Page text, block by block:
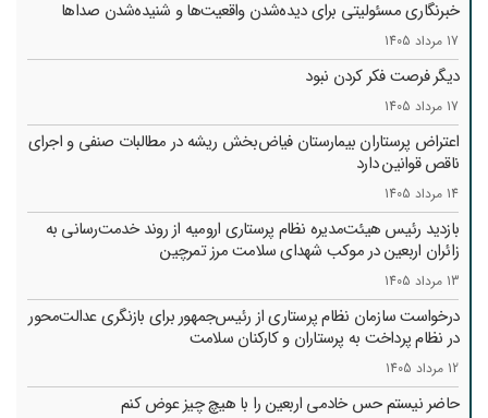
خبرنگاری مسئولیتی برای دیده‌شدن واقعیت‌ها و شنیده‌شدن صداها
17 مرداد 1405
دیگر فرصت فکر کردن نبود
17 مرداد 1405
اعتراض پرستاران بیمارستان فیاض‌بخش ریشه در مطالبات صنفی و اجرای
ناقص قوانین دارد
14 مرداد 1405
بازدید رئیس هیئت‌مدیره نظام پرستاری ارومیه از روند خدمت‌رسانی به
زائران اربعین در موکب شهدای سلامت مرز تمرچین
13 مرداد 1405
درخواست سازمان نظام پرستاری از رئیس‌جمهور برای بازنگری عدالت‌محور
در نظام پرداخت به پرستاران و کارکنان سلامت
12 مرداد 1405
حاضر نیستم حس خادمی اربعین را با هیچ چیز عوض کنم